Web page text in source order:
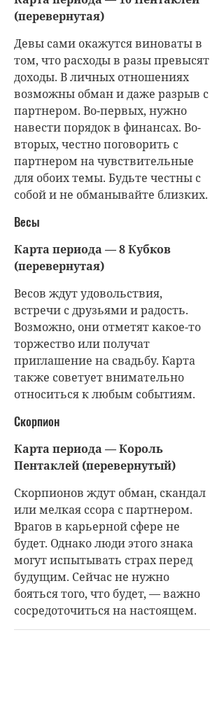
(перевернутая)
Девы сами окажутся виноваты в
том, что расходы в разы превысят
доходы. В личных отношениях
возможны обман и даже разрыв с
партнером. Во-первых, нужно
навести порядок в финансах. Во-
вторых, честно поговорить с
партнером на чувствительные
для обоих темы. Будьте честны с
собой и не обманывайте близких.
Весы
Карта периода — 8 Кубков
(перевернутая)
Весов ждут удовольствия,
встречи с друзьями и радость.
Возможно, они отметят какое-то
торжество или получат
приглашение на свадьбу. Карта
также советует внимательно
относиться к любым событиям.
Скорпион
Карта периода — Король
Пентаклей (перевернутый)
Скорпионов ждут обман, скандал
или мелкая ссора с партнером.
Врагов в карьерной сфере не
будет. Однако люди этого знака
могут испытывать страх перед
будущим. Сейчас не нужно
бояться того, что будет, — важно
сосредоточиться на настоящем.